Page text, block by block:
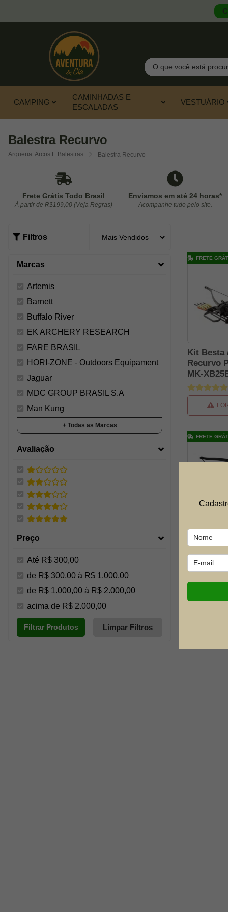
Pesquisar
CAMPING
CAMINHADAS E
ESCALADAS
VESTUÁRIO
Balestra Recurvo
Arqueria: Arcos E Balestras Balestra Recurvo
Frete Grátis Todo Brasil
À partir de R$199,00 (Veja Regras)
Enviamos em até 24 horas*
Acompanhe tudo pelo site.
Filtros
Marcas
Artemis
Barnett
Buffalo River
EK ARCHERY RESEARCH
FARE BRASIL
HORI-ZONE - Outdoors Equipament
Jaguar
MDC GROUP BRASIL S.A
Man Kung
+ Todas as Marcas
Avaliação
Preço
Até R$ 300,00
de R$ 300,00 à R$ 1.000,00
de R$ 1.000,00 à R$ 2.000,00
acima de R$ 2.000,00
Filtrar Produtos Limpar Filtros
Kit Besta
Recurvo
MK-
Mankung
FRETE
Besta
Recurva
50a1/5pl
FRETE